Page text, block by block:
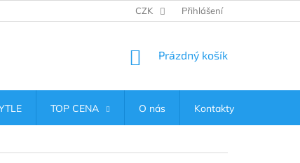
CZK Přihlášení
NÁKUPNÍ
Prázdný košík
TOP CENA O nás Kontakty